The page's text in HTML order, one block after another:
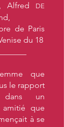
Alfred
DE
de Paris
du 18
que
le rapport
dans un
que
à se